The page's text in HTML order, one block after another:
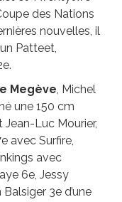
des Nations
nouvelles, il
Patteet,
Megève, Michel
une 150 cm
Jean-Luc Mourier,
avec Surfire,
avec
6e, Jessy
3e d’une